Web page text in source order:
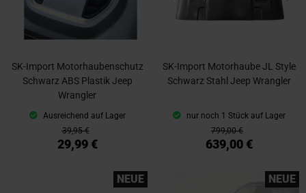
SK-Import Motorhaubenschutz
Schwarz ABS Plastik Jeep
Wrangler
Ausreichend auf Lager
39,95 €
29,99 €
SK-Import Motorhaube JL Style
Schwarz Stahl Jeep Wrangler
nur noch 1 Stück auf Lager
799,00 €
639,00 €
NEUE NEUE